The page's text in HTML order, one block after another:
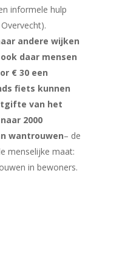
informele hulp
andere wijken
daar mensen
€ 30 een
fiets kunnen
van het
2000
wantrouwen– de
menselijke maat:
in bewoners.